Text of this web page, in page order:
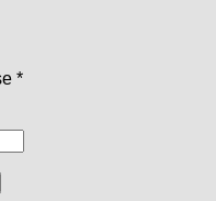
*Erforderlich